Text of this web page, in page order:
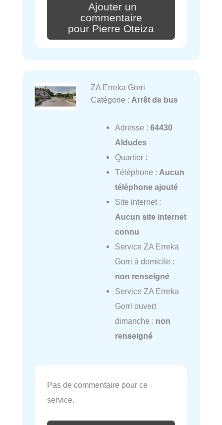
Ajouter un
commentaire
pour Pierre Oteiza
ZA Erreka Gorri
Catégorie : Arrêt de bus
Adresse : 64430
Aldudes
Quartier :
Téléphone : Aucun
téléphone ajouté
Site internet :
Aucun site internet
connu
Service ZA Erreka
Gorri à domicile :
non renseigné
Service ZA Erreka
Gorri ouvert
dimanche : non
renseigné
Pas de commentaire pour ce
service.